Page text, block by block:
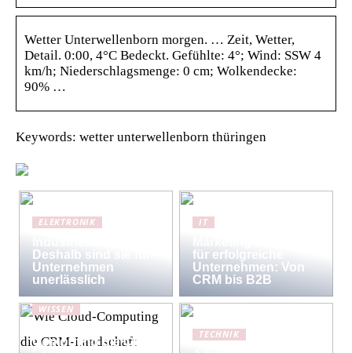
Wetter Unterwellenborn morgen. … Zeit, Wetter,
Detail. 0:00, 4°C Bedeckt. Gefühlte: 4°; Wind: SSW 4
km/h; Niederschlagsmenge: 0 cm; Wolkendecke:
90% …
Keywords: wetter unterwellenborn thüringen
ELEKTRONIK
Deshalb sind sie für
Unternehmen
unerlässlich
IT
für erfolgreiche
Unternehmen: Von
CRM bis B2B
WISSEN
Computing die CRM-
TECHNIK